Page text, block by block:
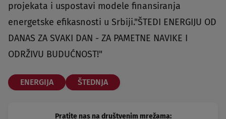
projekata i uspostavi modele finansiranja
energetske efikasnosti u Srbiji."ŠTEDI ENERGIJU OD
DANAS ZA SVAKI DAN - ZA PAMETNE NAVIKE I
ODRŽIVU BUDUĆNOST!"
ENERGIJA ŠTEDNJA
Pratite nas na društvenim mrežama: